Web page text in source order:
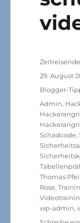
Autor
am
29. August
Kategorien
Blogger-
Admin,
Schadcode,
Thomas
Rose,
wp-admin,